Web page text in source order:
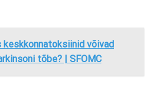
keskkonnatoksiinid võivad
tõbe? | SFOMC